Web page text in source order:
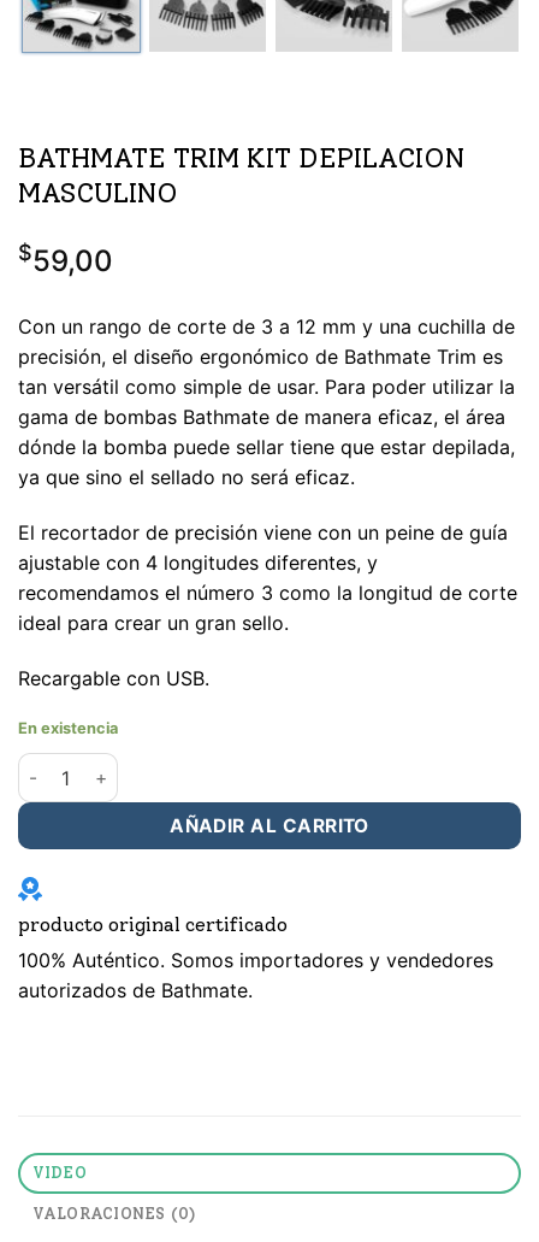
BATHMATE TRIM KIT DEPILACION
MASCULINO
$59,00
Con un rango de corte de 3 a 12 mm y una cuchilla de
precisión, el diseño ergonómico de Bathmate Trim es
tan versátil como simple de usar. Para poder utilizar la
gama de bombas Bathmate de manera eficaz, el área
dónde la bomba puede sellar tiene que estar depilada,
ya que sino el sellado no será eficaz.
El recortador de precisión viene con un peine de guía
ajustable con 4 longitudes diferentes, y
recomendamos el número 3 como la longitud de corte
ideal para crear un gran sello.
Recargable con USB.
En existencia
BATHMATE TRIM KIT DEPILACION MASCULINO cantidad
AÑADIR AL CARRITO
producto original certificado
100% Auténtico. Somos importadores y vendedores
autorizados de Bathmate.
VIDEO
VALORACIONES (0)